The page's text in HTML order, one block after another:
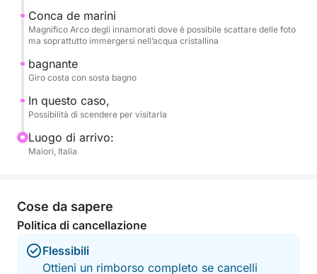
Nel prezzo sono inclusi barca, carburante, skipper,
bevande a bordo e teli mare, così potrai concentrarti
solo sul goderti il mare e il panorama.
Questa esperienza è la scelta ideale per chi vuole
vivere la Costiera Amalfitana dal mare in modo
autentico, rilassato e indimenticabile, creando ricordi
speciali con le persone che ami.
Non esitate a contattarmi su Click&Boat per chiedere
informazioni e prenotare questa prestante
compagnia della vostra famiglia e dei vostri amici!
Conca de marini
Magnifico Arco degli innamorati dove è possibile scattare delle foto
ma soprattutto immergersi nell’acqua cristallina
bagnante
Giro costa con sosta bagno
In questo caso,
Possibilità di scendere per visitarla
Luogo di arrivo:
Maiori, Italia
Cose da sapere
Politica di cancellazione
Flessibili
Ottieni un rimborso completo se cancelli